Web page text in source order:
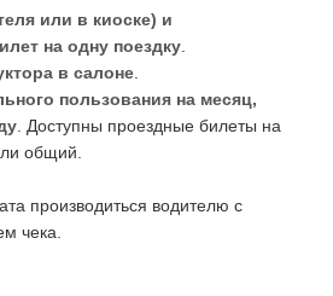
или в киоске) и
на одну поездку.
в салоне.
пользования на месяц,
. Доступны проездные билеты на
общий.
производиться водителю с
чека.